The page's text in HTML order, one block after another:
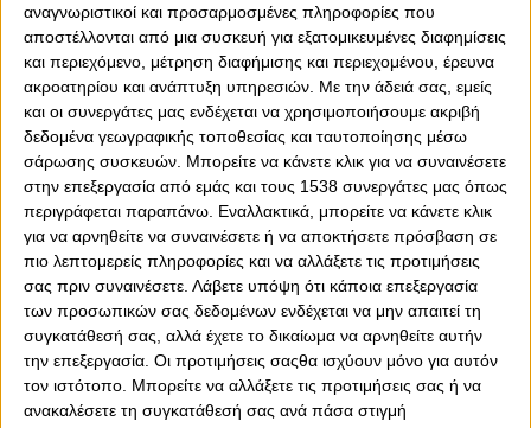
αναγνωριστικοί και προσαρμοσμένες πληροφορίες που
αποστέλλονται από μια συσκευή για εξατομικευμένες διαφημίσεις
και περιεχόμενο, μέτρηση διαφήμισης και περιεχομένου, έρευνα
ακροατηρίου και ανάπτυξη υπηρεσιών. Με την άδειά σας, εμείς
και οι συνεργάτες μας ενδέχεται να χρησιμοποιήσουμε ακριβή
δεδομένα γεωγραφικής τοποθεσίας και ταυτοποίησης μέσω
σάρωσης συσκευών. Μπορείτε να κάνετε κλικ για να συναινέσετε
στην επεξεργασία από εμάς και τους 1538 συνεργάτες μας όπως
περιγράφεται παραπάνω. Εναλλακτικά, μπορείτε να κάνετε κλικ
για να αρνηθείτε να συναινέσετε ή να αποκτήσετε πρόσβαση σε
πιο λεπτομερείς πληροφορίες και να αλλάξετε τις προτιμήσεις
σας πριν συναινέσετε. Λάβετε υπόψη ότι κάποια επεξεργασία
των προσωπικών σας δεδομένων ενδέχεται να μην απαιτεί τη
συγκατάθεσή σας, αλλά έχετε το δικαίωμα να αρνηθείτε αυτήν
την επεξεργασία. Οι προτιμήσεις σαςθα ισχύουν μόνο για αυτόν
τον ιστότοπο. Μπορείτε να αλλάξετε τις προτιμήσεις σας ή να
ανακαλέσετε τη συγκατάθεσή σας ανά πάσα στιγμή
Ένα πολύ έντονο διήμερο στον Πειραιά είχαν την
ευκαιρία ν' απολαύσουν τα παιδιά της Σχολής
Ποδοσφαίρου της Θεσσαλονίκης.
Τα 50 παιδιά όλων των ηλικίων έμειναν στην Αττική το
Σαββατοκύριακο 6-7 Φεβρουαρίου συνοδευόμενα,
φυσικά, από τους γονείς τους και έζησαν μοναδικές
στιγμές "ερυθρόλευκης" απόχρωσης...
Πρώτος σταθμός της επίσκεψής τους ήταν το «Γ.
Καραϊσκάκης», εκεί όπου το μεσημέρι του Σαββάτου
τελέστηκε το μνημόσυνο για τα θύματα της Θύρας 7, που
το 1981 έχασαν τη ζωή τους.
Τα παιδιά και οι γονείς από τη Σχολή Θεσσαλονίκης ήταν